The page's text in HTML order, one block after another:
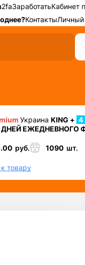
2faЗаработатьКабинет
КонтактыЛичный
Украина KING + 4
ДНЕЙ ЕЖЕДНЕВНОГО
EAAB
в долгую
руб. 1090 шт.
товару